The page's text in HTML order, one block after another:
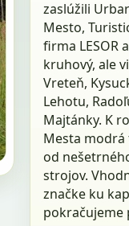
zaslúžili
Mesto,
firma LESOR
kruhový, ale
Vreteň,
Lehotu,
Majtánky. K
Mesta modrá
od
strojov.
značke ku
pokračujeme